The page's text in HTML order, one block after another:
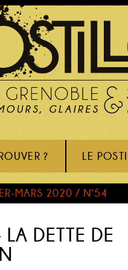
? LE
MARS 2020 / N°54
DETTE DE